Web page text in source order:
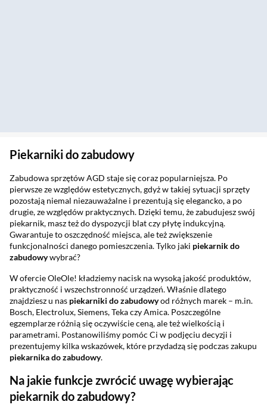
Piekarniki do zabudowy
Zabudowa sprzętów AGD staje się coraz popularniejsza. Po
pierwsze ze względów estetycznych, gdyż w takiej sytuacji sprzęty
pozostają niemal niezauważalne i prezentują się elegancko, a po
drugie, ze względów praktycznych. Dzięki temu, że zabudujesz swój
piekarnik, masz też do dyspozycji blat czy płytę indukcyjną.
Gwarantuje to oszczędność miejsca, ale też zwiększenie
funkcjonalności danego pomieszczenia. Tylko jaki piekarnik do
zabudowywybrać?
W ofercie OleOle! kładziemy nacisk na wysoką jakość produktów,
praktyczność i wszechstronność urządzeń. Właśnie dlatego
znajdziesz u nas piekarniki do zabudowyod różnych marek – m.in.
Bosch, Electrolux, Siemens, Teka czy Amica. Poszczególne
egzemplarze różnią się oczywiście ceną, ale też wielkością i
parametrami. Postanowiliśmy pomóc Ci w podjęciu decyzji i
prezentujemy kilka wskazówek, które przydadzą się podczas zakupu
piekarnika do zabudowy.
Na jakie funkcje zwrócić uwagę wybierając
piekarnik do zabudowy?